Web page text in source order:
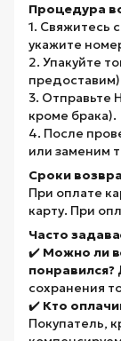
Процедура
1. Свяжитесь
укажите
2. Упакуйте
3. Отправьте
кроме брака).
4. После
или заменим
Сроки
При оплате
карту. При
Часто
✔️ Можно ли
понравился?
сохранения
✔️ Кто
Покупатель,